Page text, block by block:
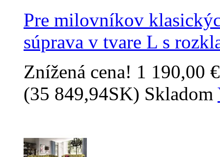
Pre milovníkov
súprava v tvare L s
Znížená cena! 1 190,00 €
(35 849,94SK) Skladom